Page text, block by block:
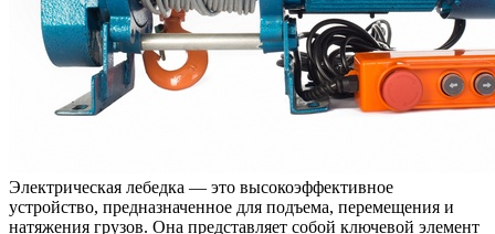
Электрическая лебедка — это высокоэффективное
устройство, предназначенное для подъема, перемещения и
натяжения грузов. Она представляет собой ключевой элемент